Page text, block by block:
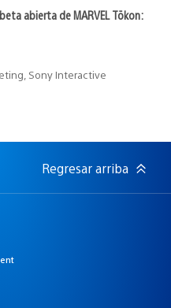
abierta de MARVEL Tōkon:
Sony Interactive
Regresar arriba